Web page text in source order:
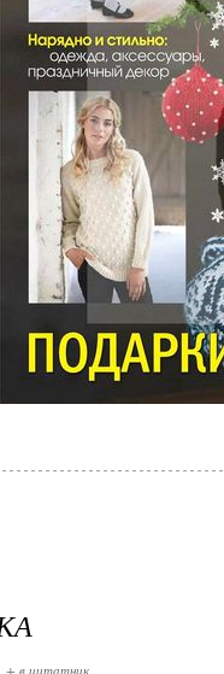
+ в цитатник